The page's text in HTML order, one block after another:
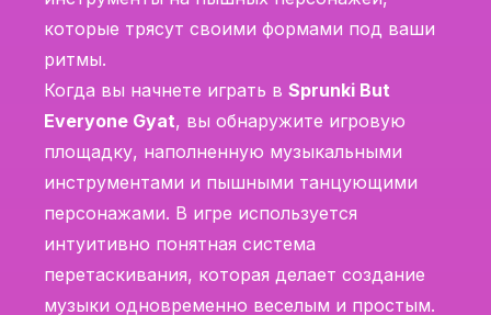
которые трясут своими формами под ваши
ритмы.
Когда вы начнете играть в Sprunki But
Everyone Gyat, вы обнаружите игровую
площадку, наполненную музыкальными
инструментами и пышными танцующими
персонажами. В игре используется
интуитивно понятная система
перетаскивания, которая делает создание
музыки одновременно веселым и простым.